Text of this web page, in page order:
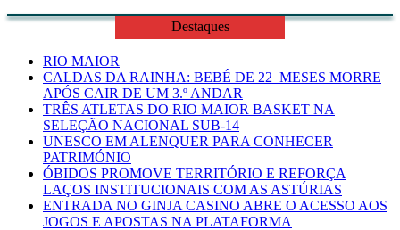
Destaques
RIO MAIOR
CALDAS DA RAINHA: BEBÉ DE 22 MESES MORRE
APÓS CAIR DE UM 3.º ANDAR
TRÊS ATLETAS DO RIO MAIOR BASKET NA
SELEÇÃO NACIONAL SUB-14
UNESCO EM ALENQUER PARA CONHECER
PATRIMÓNIO
ÓBIDOS PROMOVE TERRITÓRIO E REFORÇA
LAÇOS INSTITUCIONAIS COM AS ASTÚRIAS
ENTRADA NO GINJA CASINO ABRE O ACESSO AOS
JOGOS E APOSTAS NA PLATAFORMA